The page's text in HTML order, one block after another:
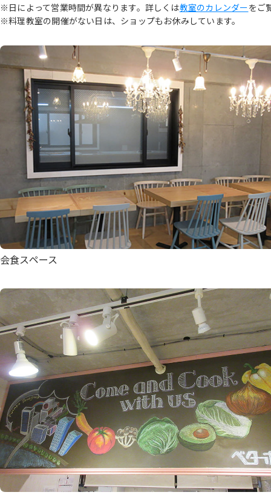
※日によって営業時間が異なります。詳しくは教室のカレンダーをご
※料理教室の開催がない日は、ショップもお休みしています。
会食スペース